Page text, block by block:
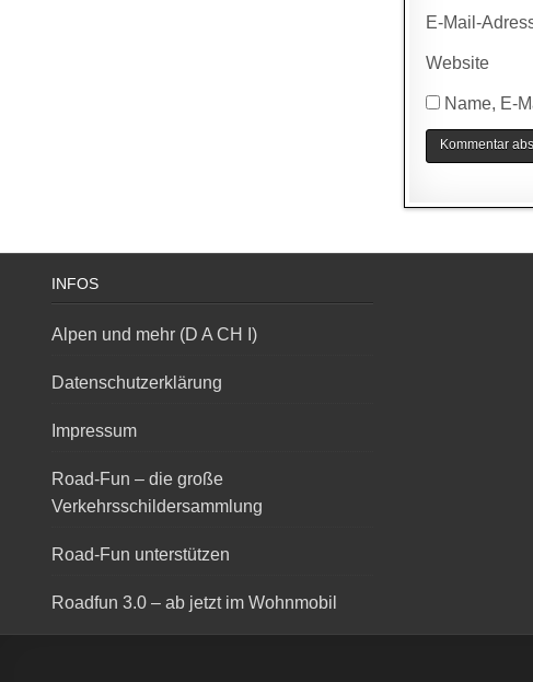
E-Mail-
Website
Name, E-
INFOS
Alpen und mehr (D A CH I)
Datenschutzerklärung
Impressum
Road-Fun – die große
Verkehrsschildersammlung
Road-Fun unterstützen
Roadfun 3.0 – ab jetzt im Wohnmobil